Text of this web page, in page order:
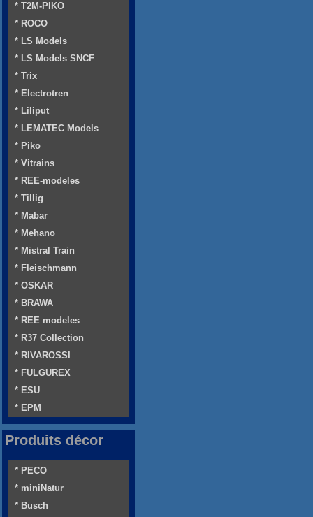
* T2M-PIKO
* ROCO
* LS Models
* LS Models SNCF
* Trix
* Electrotren
* Liliput
* LEMATEC Models
* Piko
* Vitrains
* REE-modeles
* Tillig
* Mabar
* Mehano
* Mistral Train
* Fleischmann
* OSKAR
* BRAWA
* REE modeles
* R37 Collection
* RIVAROSSI
* FULGUREX
* ESU
* EPM
Produits décor
* PECO
* miniNatur
* Busch